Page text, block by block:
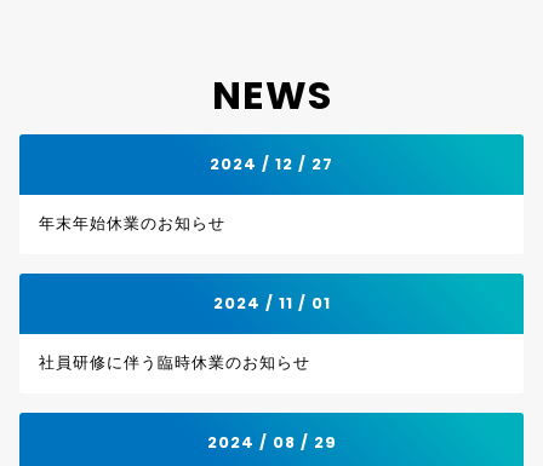
NEWS
2024 / 12 / 27
年末年始休業のお知らせ
2024 / 11 / 01
社員研修に伴う臨時休業のお知らせ
2024 / 08 / 29